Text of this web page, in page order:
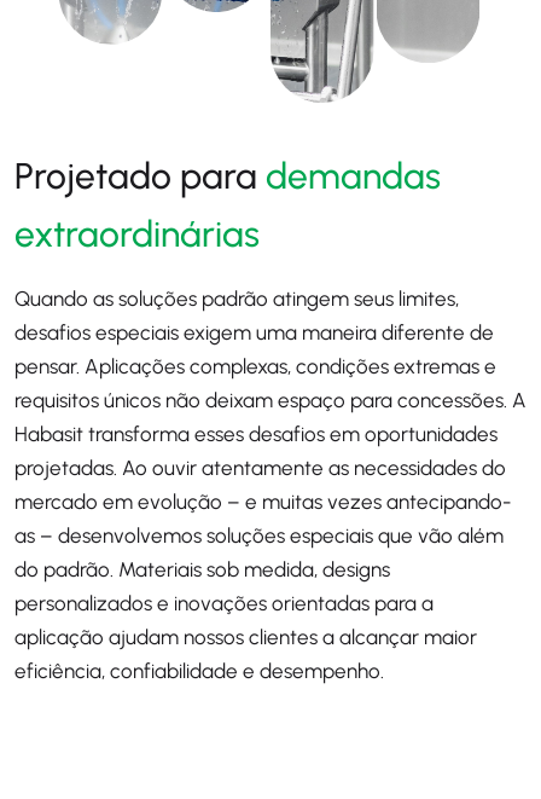
Projetado para demandas
extraordinárias
Quando as soluções padrão atingem seus limites,
desafios especiais exigem uma maneira diferente de
pensar. Aplicações complexas, condições extremas e
requisitos únicos não deixam espaço para concessões. A
Habasit transforma esses desafios em oportunidades
projetadas. Ao ouvir atentamente as necessidades do
mercado em evolução – e muitas vezes antecipando-
as – desenvolvemos soluções especiais que vão além
do padrão. Materiais sob medida, designs
personalizados e inovações orientadas para a
aplicação ajudam nossos clientes a alcançar maior
eficiência, confiabilidade e desempenho.